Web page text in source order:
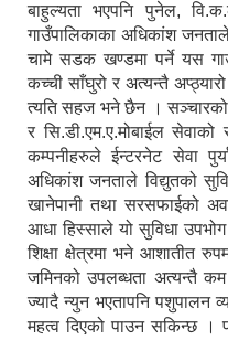
बाहुल्यता भएपनि पुनेल,
गाउँपालिकाका अधिकांश
चामे सडक खण्डमा पर्ने यस
कच्ची साँघुरो र अत्यन्तै
त्यति सहज भने छैन ।
र सि.डी.एम.ए.मोबाईल
कम्पनीहरुले ईन्टरनेट सेवा
अधिकांश जनताले विद्युतको
खानेपानी तथा सरसफाईको
आधा हिस्साले यो सुविधा
शिक्षा क्षेत्रमा भने आशातीत
जमिनको उपलब्धता अत्यन्तै
ज्यादै न्युन भएतापनि पशुपालन
महत्व दिएको पाउन सकिन्छ ।